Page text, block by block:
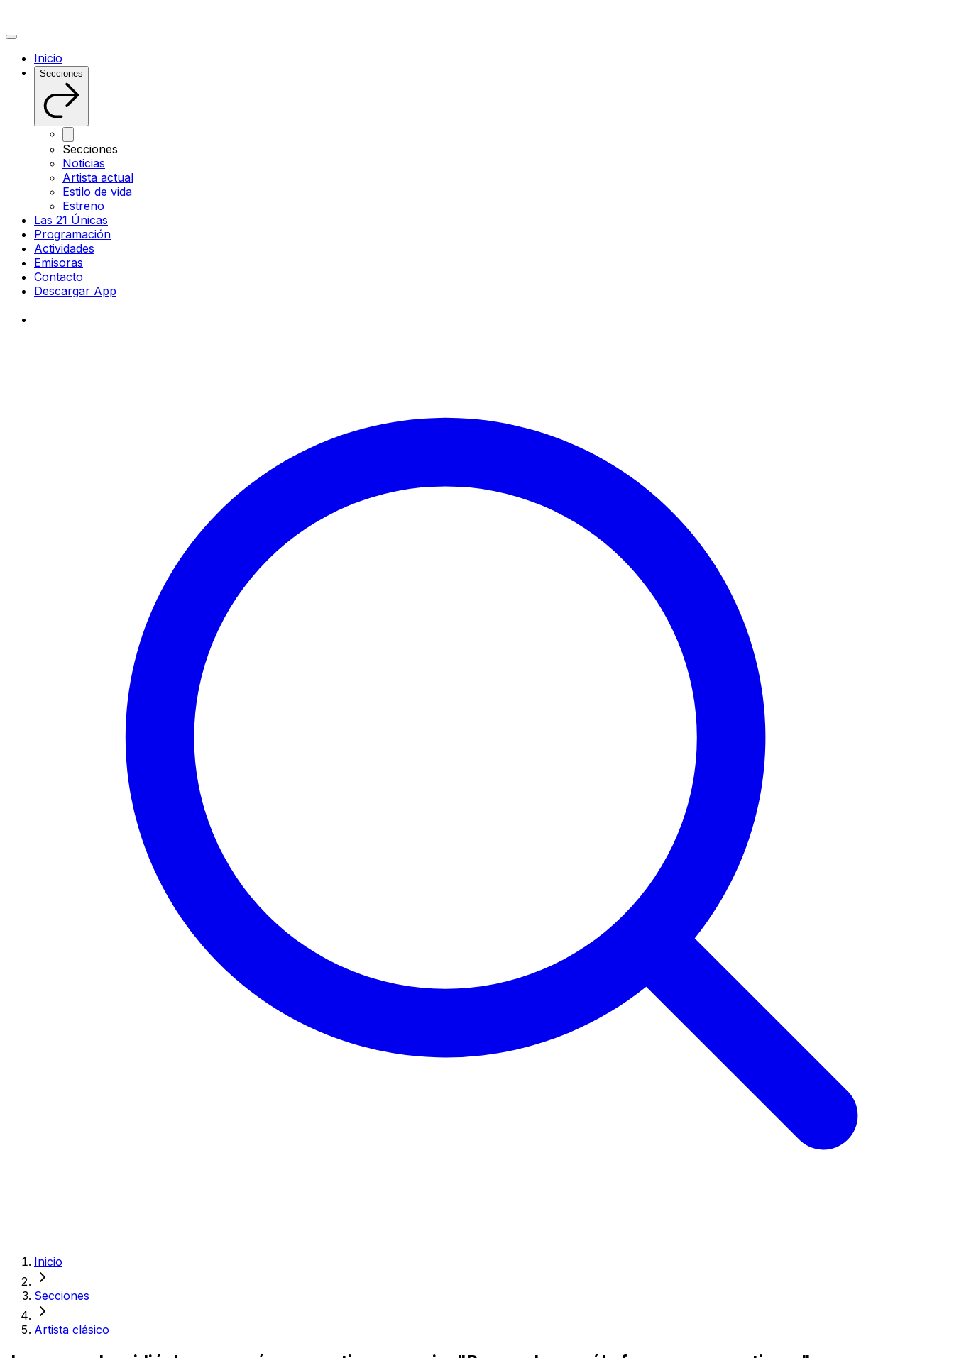
Inicio
Secciones
Secciones
Noticias
Artista actual
Estilo de vida
Estreno
Las 21 Únicas
Programación
Actividades
Emisoras
Contacto
Descargar App
Inicio
Secciones
Artista clásico